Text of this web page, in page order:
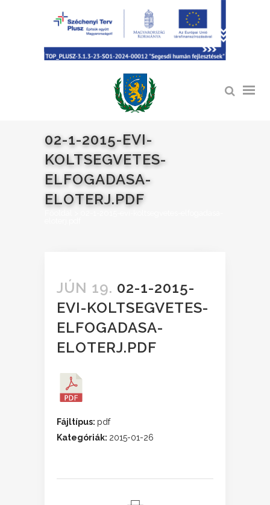
02-1-2015-EVI-
KOLTSEGVETES-
ELFOGADASA-
ELOTERJ.PDF
JÚN 19. 02-1-2015-
EVI-KOLTSEGVETES-
ELFOGADASA-
ELOTERJ.PDF
Fájltípus: pdf
Kategóriák: 2015-01-26